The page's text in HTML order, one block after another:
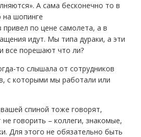
А сама бесконечно то в
на шопинге
привел по цене самолета, а в
идут. Мы типа дураки, а эти
все порешают что ли?
то слышала от сотрудников
с которыми мы работали или
спиной тоже говорят,
говорить – коллеги, знакомые,
Для этого не обязательно быть